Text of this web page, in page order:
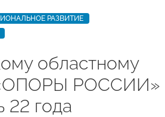
РАЗВИТИЕ
областному
РОССИИ»
22 года